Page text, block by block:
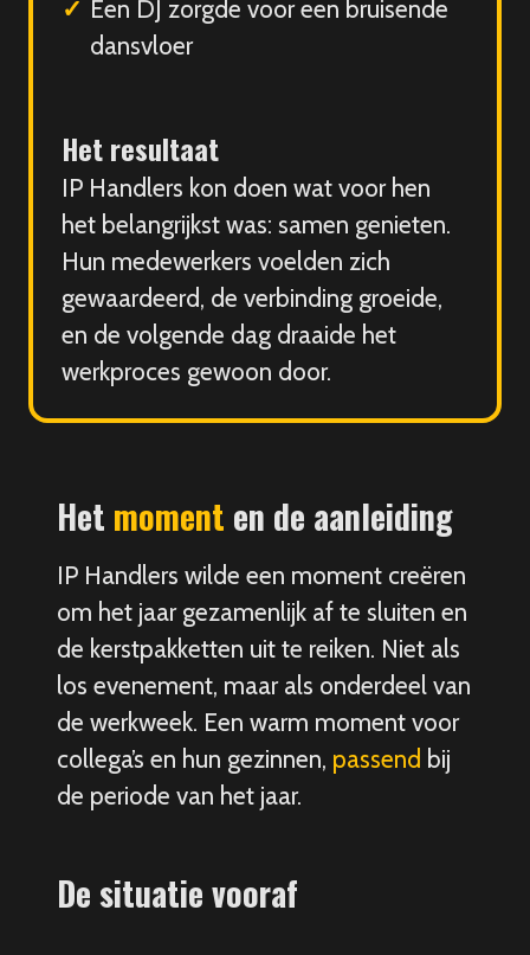
Een DJ zorgde voor een bruisende
dansvloer
Het resultaat
IP Handlers kon doen wat voor hen
het belangrijkst was: samen genieten.
Hun medewerkers voelden zich
gewaardeerd, de verbinding groeide,
en de volgende dag draaide het
werkproces gewoon door.
Het moment en de aanleiding
IP Handlers wilde een moment creëren
om het jaar gezamenlijk af te sluiten en
de kerstpakketten uit te reiken. Niet als
los evenement, maar als onderdeel van
de werkweek. Een warm moment voor
collega’s en hun gezinnen, passend bij
de periode van het jaar.
De situatie vooraf